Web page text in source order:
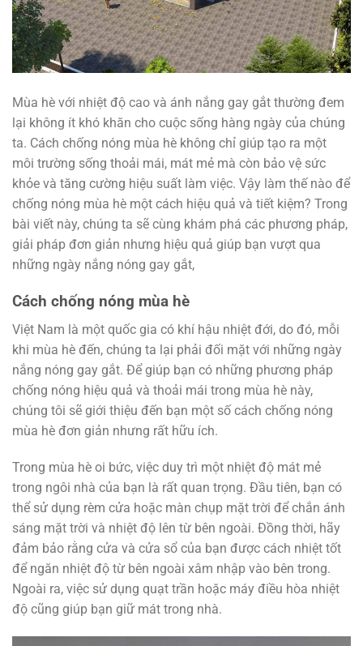
Mùa hè với nhiệt độ cao và ánh nắng gay gắt thường đem
lại không ít khó khăn cho cuộc sống hàng ngày của chúng
ta. Cách chống nóng mùa hè không chỉ giúp tạo ra một
môi trường sống thoải mái, mát mẻ mà còn bảo vệ sức
khỏe và tăng cường hiệu suất làm việc. Vậy làm thế nào để
chống nóng mùa hè một cách hiệu quả và tiết kiệm? Trong
bài viết này, chúng ta sẽ cùng khám phá các phương pháp,
giải pháp đơn giản nhưng hiệu quả giúp bạn vượt qua
những ngày nắng nóng gay gắt,
Cách chống nóng mùa hè
Việt Nam là một quốc gia có khí hậu nhiệt đới, do đó, mỗi
khi mùa hè đến, chúng ta lại phải đối mặt với những ngày
nắng nóng gay gắt. Để giúp bạn có những phương pháp
chống nóng hiệu quả và thoải mái trong mùa hè này,
chúng tôi sẽ giới thiệu đến bạn một số cách chống nóng
mùa hè đơn giản nhưng rất hữu ích.
Trong mùa hè oi bức, việc duy trì một nhiệt độ mát mẻ
trong ngôi nhà của bạn là rất quan trọng. Đầu tiên, bạn có
thể sử dụng rèm cửa hoặc màn chụp mặt trời để chắn ánh
sáng mặt trời và nhiệt độ lên từ bên ngoài. Đồng thời, hãy
đảm bảo rằng cửa và cửa sổ của bạn được cách nhiệt tốt
để ngăn nhiệt độ từ bên ngoài xâm nhập vào bên trong.
Ngoài ra, việc sử dụng quạt trần hoặc máy điều hòa nhiệt
độ cũng giúp bạn giữ mát trong nhà.